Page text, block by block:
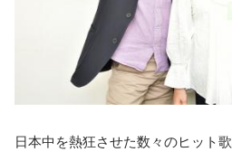
日本中を熱狂させた数々のヒット